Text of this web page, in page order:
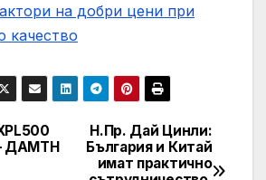
на добри цени при
качество
Н.Пр. Дай Цинли:
България и Китай
имат практично
ДАМТН